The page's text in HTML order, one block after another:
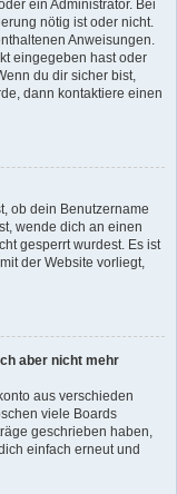
ein Administrator. Bei
nötig ist oder nicht.
Anweisungen.
eingegeben hast oder
du dir sicher bist,
dann kontaktiere einen
ob dein Benutzername
wende dich an einen
gesperrt wurdest. Es ist
der Website vorliegt,
aber nicht mehr
aus verschieden
viele Boards
geschrieben haben,
einfach erneut und